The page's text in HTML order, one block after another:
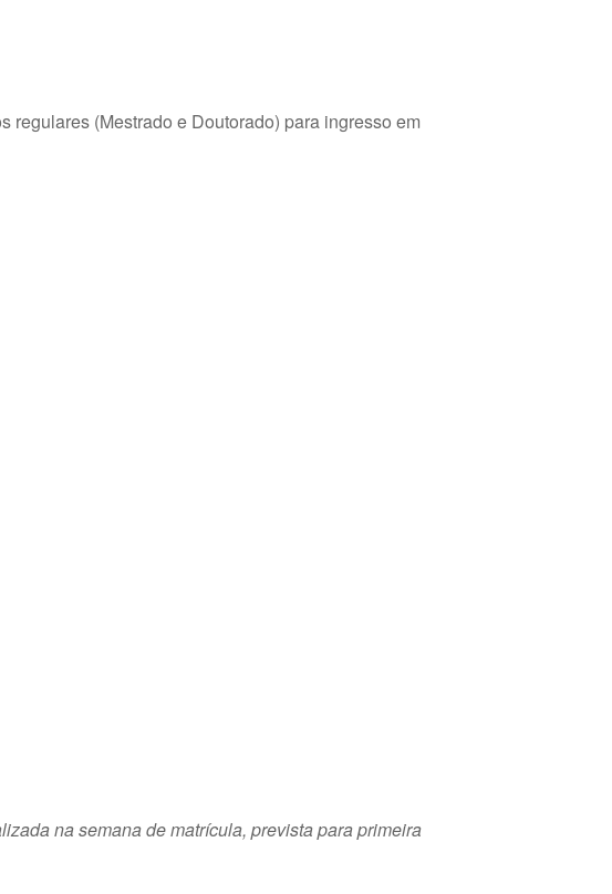
(Mestrado e Doutorado) para ingresso em
na semana de matrícula, prevista para primeira